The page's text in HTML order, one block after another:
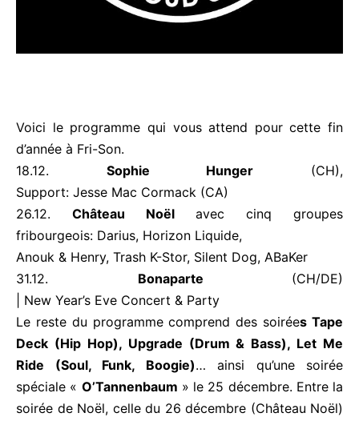
Voici le programme qui vous attend pour cette fin
d’année à Fri-Son.
18.12. Sophie Hunger (CH),
Support: Jesse Mac Cormack (CA)
26.12. Château Noëlavec cinq groupes
fribourgeois: Darius, Horizon Liquide,
Anouk & Henry, Trash K-Stor, Silent Dog, ABaKer
31.12. Bonaparte (CH/DE)
| New Year’s Eve Concert & Party
Le reste du programme comprend des soirées Tape
Deck (Hip Hop), Upgrade (Drum & Bass), Let Me
Ride (Soul, Funk, Boogie)… ainsi qu’une soirée
spéciale « O’Tannenbaum » le 25 décembre. Entre la
soirée de Noël, celle du 26 décembre (Château Noël)